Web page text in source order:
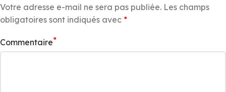
Votre adresse e-mail ne sera pas publiée. Les champs
obligatoires sont indiqués avec *
Commentaire*